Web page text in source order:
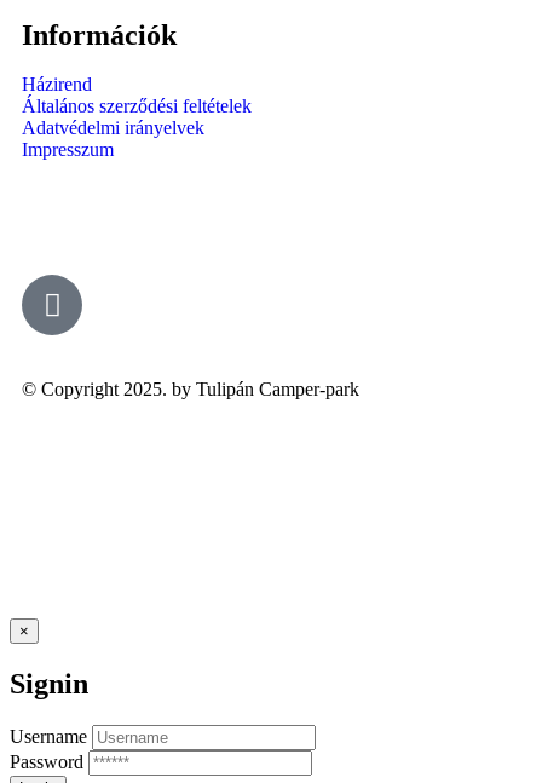
Információk
Házirend
Általános szerződési feltételek
Adatvédelmi irányelvek
Impresszum
© Copyright 2025. by Tulipán Camper-park
×
Signin
Username
Password